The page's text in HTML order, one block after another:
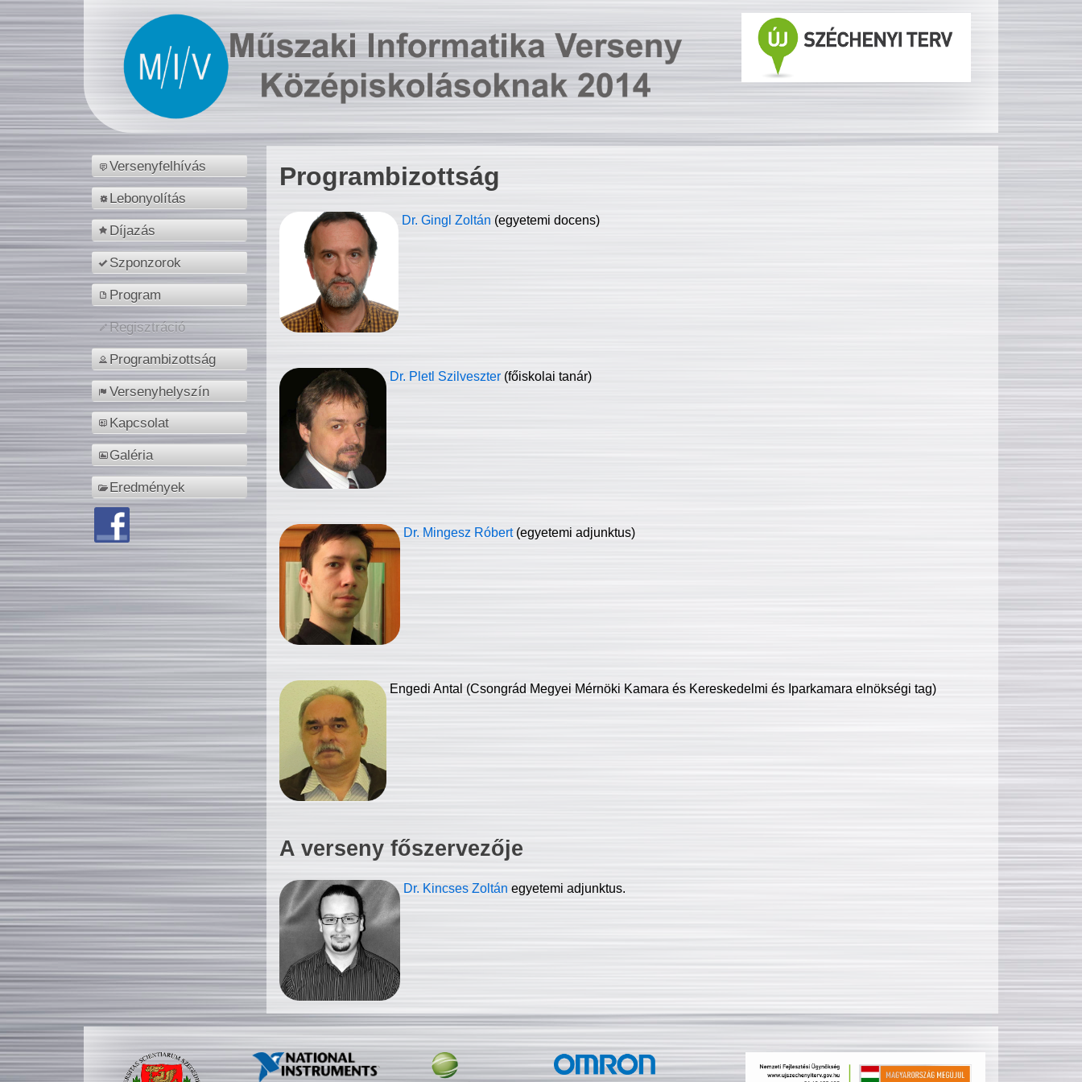
Versenyfelhívás
Lebonyolítás
Díjazás
Szponzorok
Program
Regisztráció
Programbizottság
Versenyhelyszín
Kapcsolat
Galéria
Eredmények
Programbizottság
Dr. Gingl Zoltán (egyetemi docens)
Dr. Pletl Szilveszter (főiskolai tanár)
Dr. Mingesz Róbert (egyetemi adjunktus)
Engedi Antal (Csongrád Megyei Mérnöki Kamara és Kereskedelmi és Iparkamara elnökségi tag)
A verseny főszervezője
Dr. Kincses Zoltán egyetemi adjunktus.